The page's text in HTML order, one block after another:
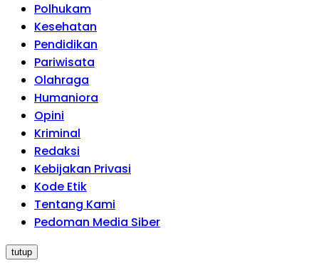
Polhukam
Kesehatan
Pendidikan
Pariwisata
Olahraga
Humaniora
Opini
Kriminal
Redaksi
Kebijakan Privasi
Kode Etik
Tentang Kami
Pedoman Media Siber
tutup